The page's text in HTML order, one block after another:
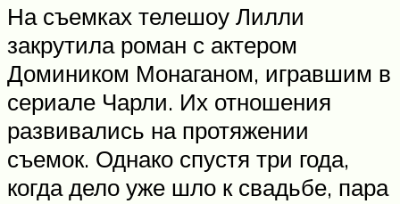
На съемках телешоу Лилли
закрутила роман с актером
Домиником Монаганом, игравшим в
сериале Чарли. Их отношения
развивались на протяжении
съемок. Однако спустя три года,
когда дело уже шло к свадьбе, пара